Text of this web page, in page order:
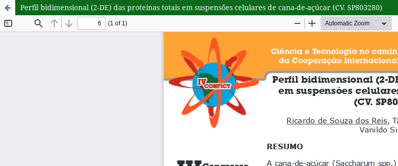
Perfil bidimensional (2-DE) das proteínas totais em suspensões celulares de cana-de-açúcar (CV. SP803280)